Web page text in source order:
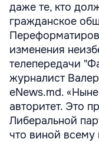
даже те, кто
гражданское
изменения
телепередачи
журналист
eNews.md.
авторитет. Это
Либеральной
что виной